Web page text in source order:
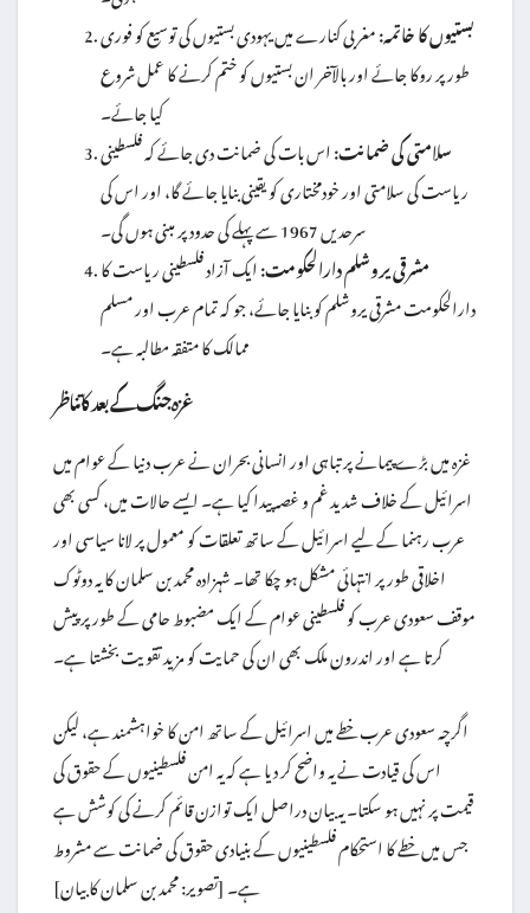
بستیوں کا خاتمہ:مغربی کنارے میں یہودی بستیوں کی توسیع کو فوری
طور پر روکا جائے اور بالآخر ان بستیوں کو ختم کرنے کا عمل شروع
کیا جائے۔
سلامتی کی ضمانت:اس بات کی ضمانت دی جائے کہ فلسطینی
ریاست کی سلامتی اور خودمختاری کو یقینی بنایا جائے گا، اور اس کی
سرحدیں 1967 سے پہلے کی حدود پر مبنی ہوں گی۔
مشرقی یروشلم دارالحکومت:ایک آزاد فلسطینی ریاست کا
دارالحکومت مشرقی یروشلم کو بنایا جائے، جو کہ تمام عرب اور مسلم
ممالک کا متفقہ مطالبہ ہے۔
غزہ جنگ کے بعد کا تناظر
غزہ میں بڑے پیمانے پر تباہی اور انسانی بحران نے عرب دنیا کے عوام میں
اسرائیل کے خلاف شدید غم و غصہ پیدا کیا ہے۔ ایسے حالات میں، کسی بھی
عرب رہنما کے لیے اسرائیل کے ساتھ تعلقات کو معمول پر لانا سیاسی اور
اخلاقی طور پر انتہائی مشکل ہو چکا تھا۔ شہزادہ محمد بن سلمان کا یہ دوٹوک
موقف سعودی عرب کو فلسطینی عوام کے ایک مضبوط حامی کے طور پر پیش
کرتا ہے اور اندرون ملک بھی ان کی حمایت کو مزید تقویت بخشتا ہے۔
اگرچہ سعودی عرب خطے میں اسرائیل کے ساتھ امن کا خواہشمند ہے، لیکن
اس کی قیادت نے یہ واضح کر دیا ہے کہ یہ امن فلسطینیوں کے حقوق کی
قیمت پر نہیں ہو سکتا۔ یہ بیان دراصل ایک توازن قائم کرنے کی کوشش ہے
جس میں خطے کا استحکام فلسطینیوں کے بنیادی حقوق کی ضمانت سے مشروط
ہے۔ [تصویر: محمد بن سلمان کا بیان]